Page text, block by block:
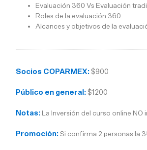
Evaluación 360 Vs Evaluación
Roles de la evaluación 360.
Alcances y objetivos de la
Socios COPARMEX: $900
Público en general: $1200
Notas: La Inversión del curso online NO
Promoción: Si confirma 2 personas la